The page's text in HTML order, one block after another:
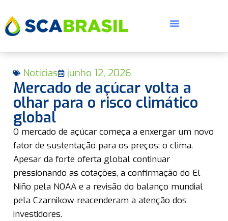
Notícias junho 12, 2026
Mercado de açúcar volta a
olhar para o risco climático
global
O mercado de açúcar começa a enxergar um novo
fator de sustentação para os preços: o clima.
Apesar da forte oferta global continuar
pressionando as cotações, a confirmação do El
Niño pela NOAA e a revisão do balanço mundial
pela Czarnikow reacenderam a atenção dos
investidores.